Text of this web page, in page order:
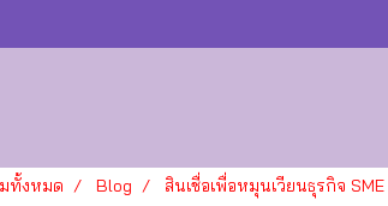
ทั้งหมด Blog สินเชื่อเพื่อหมุนเวียนธุรกิจ SME